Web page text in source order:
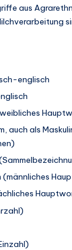
aus
englisch
auch als
(männliches